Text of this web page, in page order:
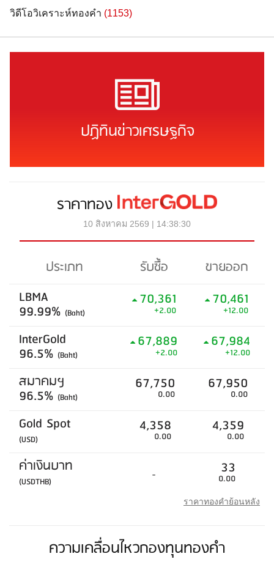
วิดีโอวิเคราะห์ทองคำ (1153)
ปฏิทินข่าวเศรษฐกิจ
ราคาทอง
10 สิงหาคม 2569 | 14:38:30
ประเภท รับซื้อ
ขายออก
LBMA
99.99% (Baht)
70,361
+2.00
70,461
+12.00
InterGold
96.5% (Baht)
67,889
+2.00
67,984
+12.00
สมาคมฯ
96.5% (Baht)
67,750
0.00
67,950
0.00
Gold Spot
(USD)
4,358
0.00
4,359
0.00
ค่าเงินบาท
(USDTHB) - 33
0.00
ราคาทองคำย้อนหลัง
ความเคลื่อนไหวกองทุนทองคำ